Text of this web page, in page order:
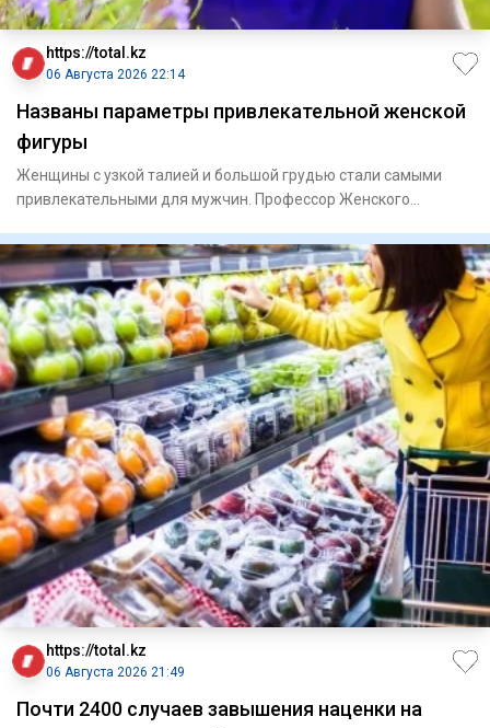
https://total.kz
06 Августа 2026 22:14
Названы параметры привлекательной женской
фигуры
Женщины с узкой талией и большой грудью стали самыми
привлекательными для мужчин. Профессор Женского
https://total.kz
06 Августа 2026 21:49
Почти 2400 случаев завышения наценки на